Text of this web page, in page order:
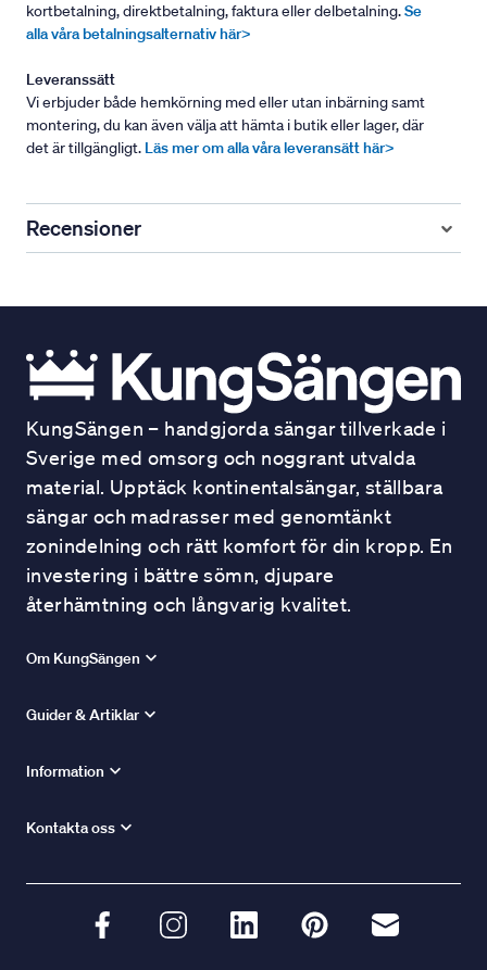
kortbetalning, direktbetalning, faktura eller delbetalning.Se
alla våra betalningsalternativ här>
Leveranssätt
Vi erbjuder både hemkörning med eller utan inbärning samt
montering, du kan även välja att hämta i butik eller lager, där
det är tillgängligt. Läs mer om alla våra leveransätt här>
Recensioner
KungSängen – handgjorda sängar tillverkade i
Sverige med omsorg och noggrant utvalda
material. Upptäck kontinentalsängar, ställbara
sängar och madrasser med genomtänkt
zonindelning och rätt komfort för din kropp. En
investering i bättre sömn, djupare
återhämtning och långvarig kvalitet.
Om KungSängen
Guider & Artiklar
Information
Kontakta oss